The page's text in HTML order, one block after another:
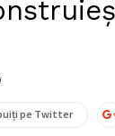
pe Twitter